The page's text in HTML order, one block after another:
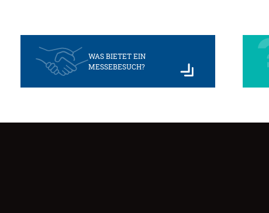
WAS BIETET EIN
MESSEBESUCH?